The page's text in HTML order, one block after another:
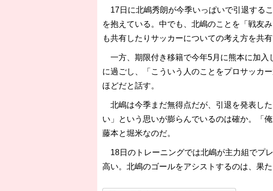
17日に北嶋秀朗が今季いっぱいで引退する
を抱えている。中でも、北嶋のことを「戦友
も共有したりサッカーについての考え方を共
一方、期限付き移籍で今年5月に熊本に加入
に過ごし、「こういう人のことをプロサッカ
ほどだと話す。
北嶋は今季まだ無得点だが、引退を発表し
い」という思いが膨らんでいるのは確か。「
藤本と堀米なのだ。
18日のトレーニングでは北嶋が主力組でプ
高い。北嶋のゴールをアシストするのは、果